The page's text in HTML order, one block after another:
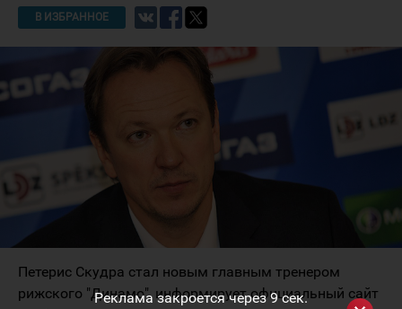
Реклама закроется через9сек.
В ИЗБРАННОЕ
Петерис Скудра стал новым главным тренером
рижского "Динамо", информирует официальный сайт